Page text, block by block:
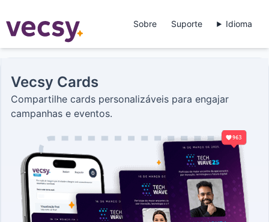
Sobre Suporte Idioma
Vecsy Cards
Compartilhe cards personalizáveis para engajar
campanhas e eventos.